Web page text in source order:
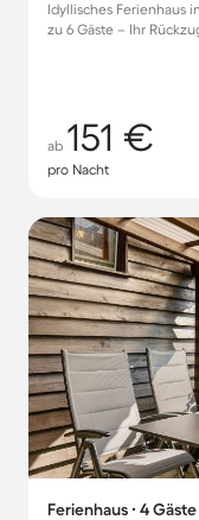
Idyllisches Ferienhaus
zu 6 Gäste – Ihr
ab 151 €
pro Nacht
Ferienhaus ∙ 4